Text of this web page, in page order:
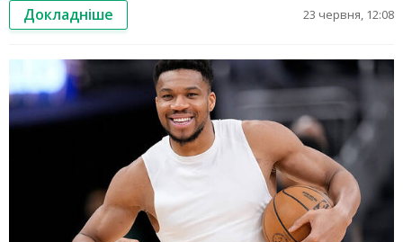
Докладніше 23 червня, 12:08